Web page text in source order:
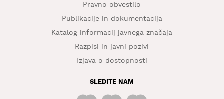
Pravno obvestilo
Publikacije in dokumentacija
Katalog informacij javnega značaja
Razpisi in javni pozivi
Izjava o dostopnosti
SLEDITE NAM